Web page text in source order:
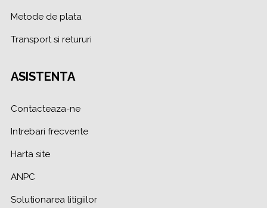
Metode de plata
Transport si retururi
ASISTENTA
Contacteaza-ne
Intrebari frecvente
Harta site
ANPC
Solutionarea litigiilor